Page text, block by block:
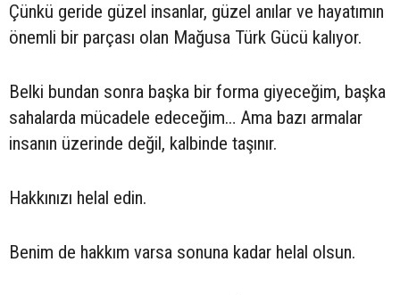
Çünkü geride güzel insanlar, güzel anılar ve hayatımın
önemli bir parçası olan Mağusa Türk Gücü kalıyor.
Belki bundan sonra başka bir forma giyeceğim, başka
sahalarda mücadele edeceğim… Ama bazı armalar
insanın üzerinde değil, kalbinde taşınır.
Hakkınızı helal edin.
Benim de hakkım varsa sonuna kadar helal olsun.